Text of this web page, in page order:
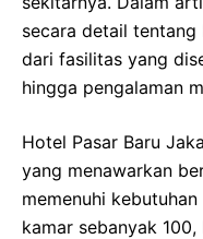
secara detail tentang
dari fasilitas yang
hingga pengalaman
Hotel Pasar Baru
yang menawarkan
memenuhi
kamar sebanyak